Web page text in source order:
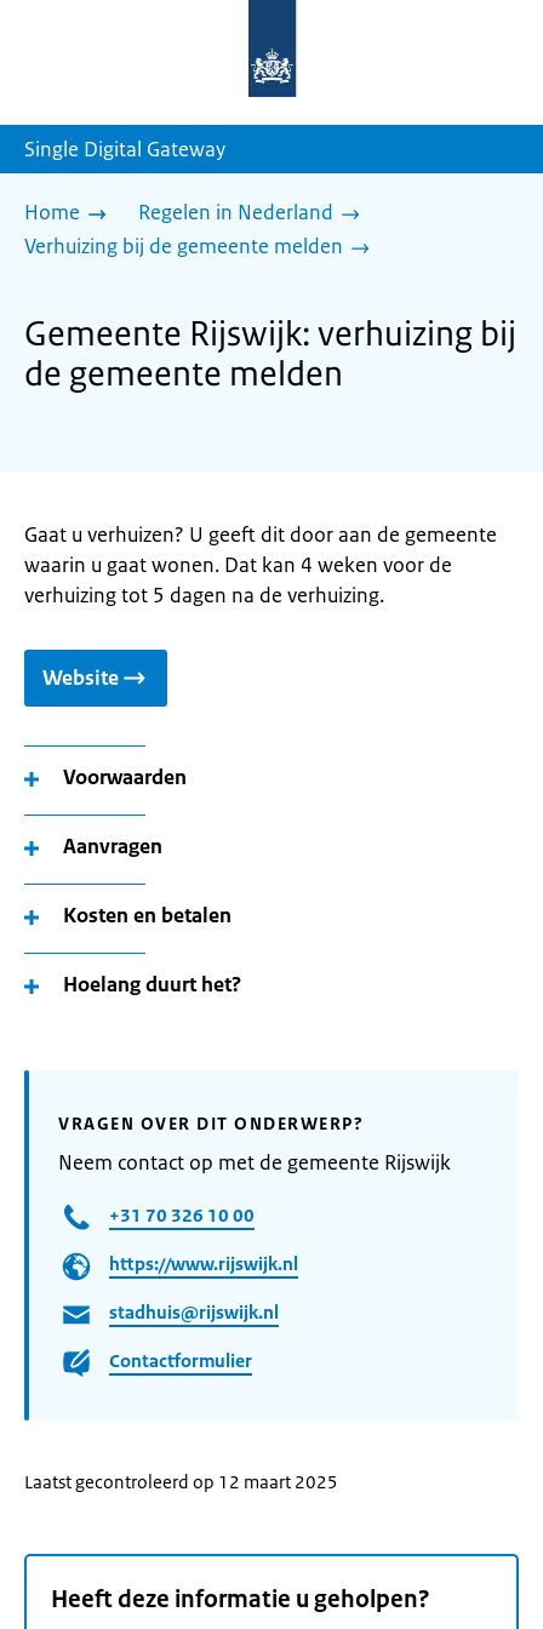
homepage
Single Digital Gateway
Home
Regelen in Nederland
Verhuizing bij de gemeente melden
Gemeente Rijswijk: verhuizing bij
de gemeente melden
Gaat u verhuizen? U geeft dit door aan de gemeente
waarin u gaat wonen. Dat kan 4 weken voor de
verhuizing tot 5 dagen na de verhuizing.
Website
Voorwaarden
Aanvragen
Kosten en betalen
Hoelang duurt het?
VRAGEN OVER DIT ONDERWERP?
Neem contact op met de gemeente Rijswijk
+31 70 326 10 00
https://www.rijswijk.nl
stadhuis@rijswijk.nl
Contactformulier
Laatst gecontroleerd op 12 maart 2025
Heeft deze informatie u geholpen?